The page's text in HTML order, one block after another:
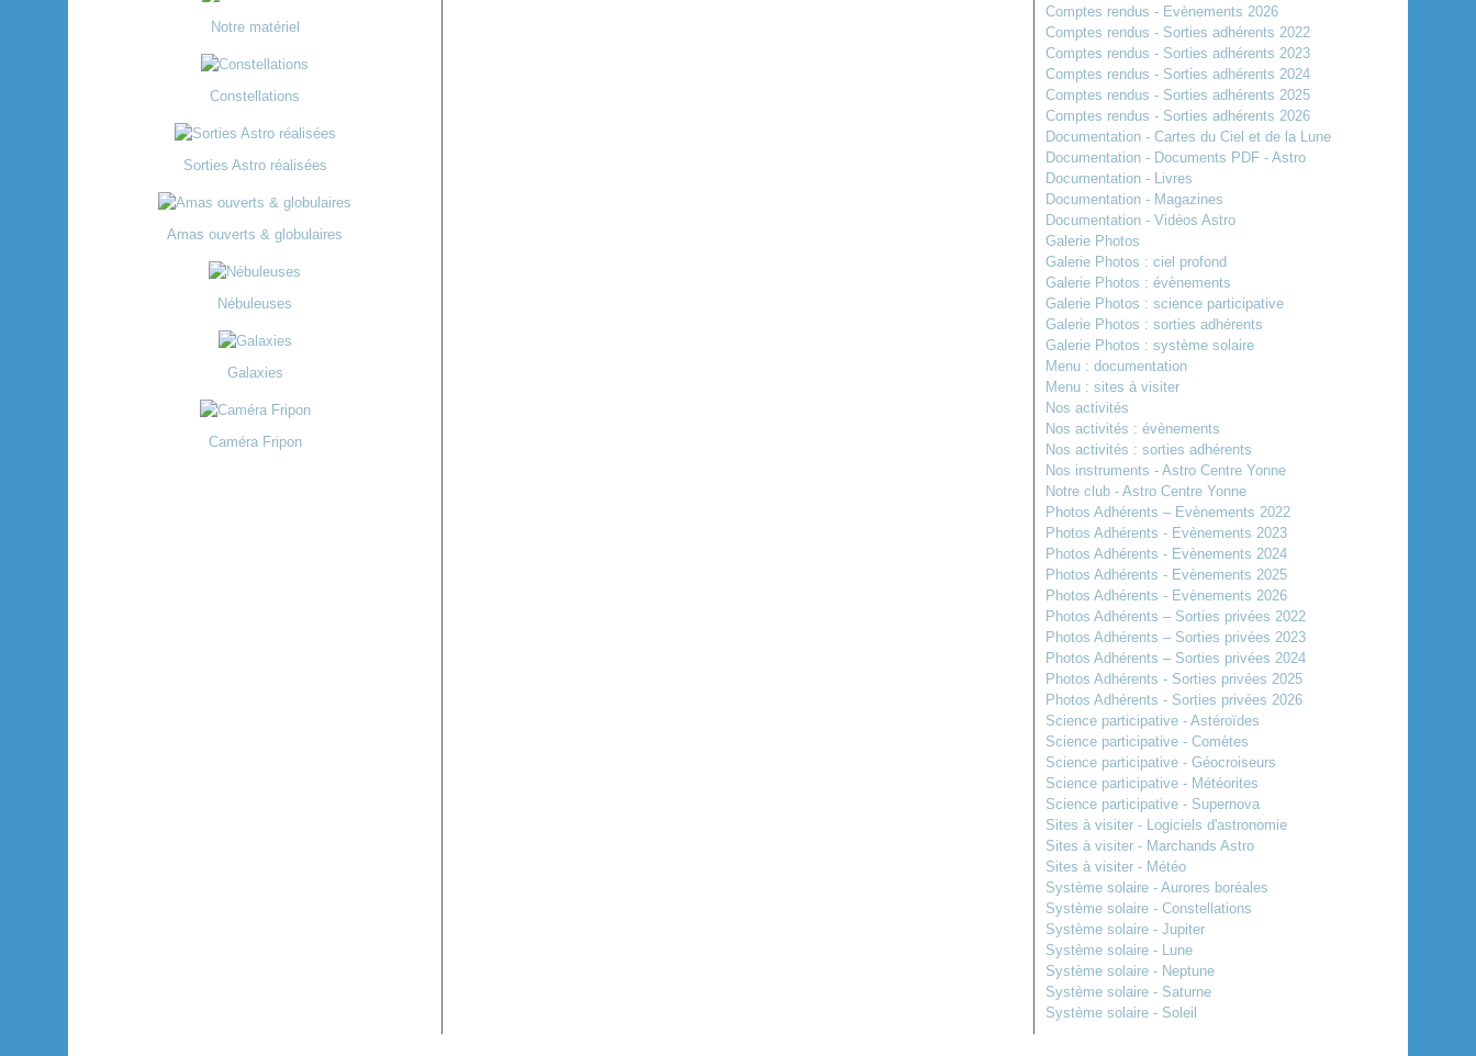
Notre matériel
Constellations
Sorties Astro réalisées
Amas ouverts & globulaires
Nébuleuses
Galaxies
Caméra Fripon
Comptes rendus - Evènements 2026
Comptes rendus - Sorties adhérents 2022
Comptes rendus - Sorties adhérents 2023
Comptes rendus - Sorties adhérents 2024
Comptes rendus - Sorties adhérents 2025
Comptes rendus - Sorties adhérents 2026
Documentation - Cartes du Ciel et de la Lune
Documentation - Documents PDF - Astro
Documentation - Livres
Documentation - Magazines
Documentation - Vidéos Astro
Galerie Photos
Galerie Photos : ciel profond
Galerie Photos : évènements
Galerie Photos : science participative
Galerie Photos : sorties adhérents
Galerie Photos : système solaire
Menu : documentation
Menu : sites à visiter
Nos activités
Nos activités : évènements
Nos activités : sorties adhérents
Nos instruments - Astro Centre Yonne
Notre club - Astro Centre Yonne
Photos Adhérents – Evènements 2022
Photos Adhérents - Evènements 2023
Photos Adhérents - Evènements 2024
Photos Adhérents - Evènements 2025
Photos Adhérents - Evènements 2026
Photos Adhérents – Sorties privées 2022
Photos Adhérents – Sorties privées 2023
Photos Adhérents – Sorties privées 2024
Photos Adhérents - Sorties privées 2025
Photos Adhérents - Sorties privées 2026
Science participative - Astéroïdes
Science participative - Comètes
Science participative - Géocroiseurs
Science participative - Météorites
Science participative - Supernova
Sites à visiter - Logiciels d'astronomie
Sites à visiter - Marchands Astro
Sites à visiter - Météo
Système solaire - Aurores boréales
Système solaire - Constellations
Système solaire - Jupiter
Système solaire - Lune
Système solaire - Neptune
Système solaire - Saturne
Système solaire - Soleil